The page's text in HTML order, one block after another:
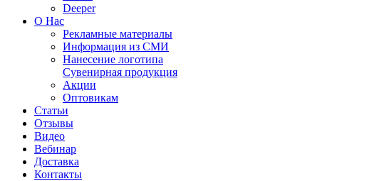
Deeper
О Нас
Рекламные материалы
Информация из СМИ
Нанесение логотипа
Сувенирная продукция
Акции
Оптовикам
Статьи
Отзывы
Видео
Вебинар
Доставка
Контакты